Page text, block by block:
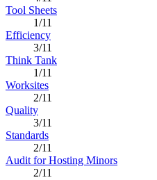
Tool Sheets
1/11
Efficiency
3/11
Think Tank
1/11
Worksites
2/11
Quality
3/11
Standards
2/11
Audit for Hosting Minors
2/11